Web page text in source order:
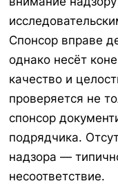
Спонсор вправе
однако несёт
качество и
проверяется не
спонсор
подрядчика.
надзора —
несоответствие.